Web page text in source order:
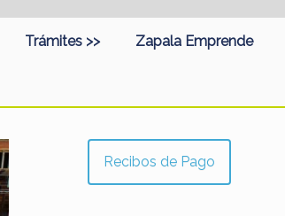
Trámites >> Zapala Emprende
Recibos de Pago